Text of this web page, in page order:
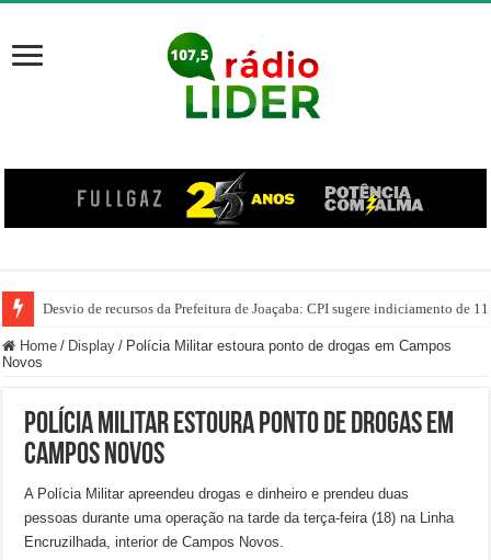
Desvio de recursos da Prefeitura de Joaçaba: CPI sugere indiciamento de 11
PM prende homem por agredir companheira e apreende quase 1 kg de
Home / Display / Polícia Militar estoura ponto de drogas em Campos
Novos
Polícia Militar estoura ponto de drogas em
Campos Novos
A Polícia Militar apreendeu drogas e dinheiro e prendeu duas
pessoas durante uma operação na tarde da terça-feira (18) na Linha
Encruzilhada, interior de Campos Novos.